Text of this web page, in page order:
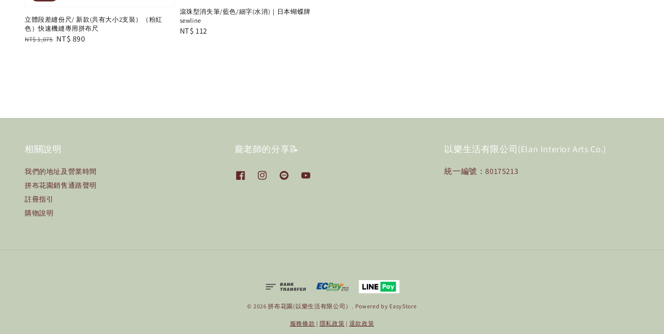
立體段差縫份尺/ 新款(共有大小2支裝）（粉紅
色）快速機縫專用拼布尺
Regular
NT$ 1,075 Sale
NT$ 890
滾珠型消失筆/藍色/細字(水消)｜日本蝴蝶牌
sewline
Regular
NT$ 112
相關說明
我們的地址及營業時間
拼布花園銷售通路聲明
註冊指引
購物說明
龐老師的分享📝 以樂生活有限公司(Elan Interior Arts Co.)
統一編號：80175213
© 2026 拼布花園(以樂生活有限公司）. Powered by EasyStore
服務條款 | 隱私政策 | 退款政策